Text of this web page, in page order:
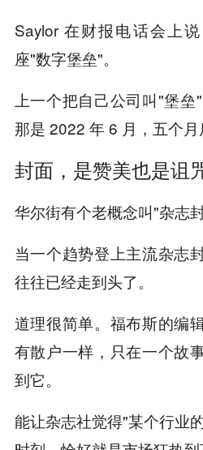
Saylor 在财报电话会上
座"数字堡垒"。
上一个把自己公司叫"堡垒
那是 2022 年 6 月，五个月
封面，是赞美也是诅
华尔街有个老概念叫"杂志
当一个趋势登上主流杂志
往往已经走到头了。
道理很简单。福布斯的编
有散户一样，只在一个故
到它。
能让杂志社觉得"某个行业